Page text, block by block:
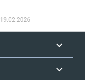
19.02.2026